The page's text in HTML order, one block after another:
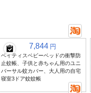
7,844 円
ベイティスベビーベッドの衝撃防
止蚊帳、子供と赤ちゃん用のユニ
バーサル蚊カバー、大人用の自宅
寝室3ドア蚊蚊帳